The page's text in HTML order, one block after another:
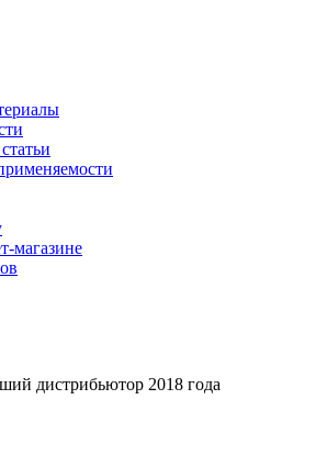
магазине
дистрибьютор 2018 года